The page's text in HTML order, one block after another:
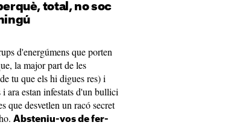
total, no soc
d'energúmens que porten
la major part de les
tu que els hi digues res) i
ara estan infestats d'un bullici
que desvetlen un racó secret
Absteniu-vos de fer-